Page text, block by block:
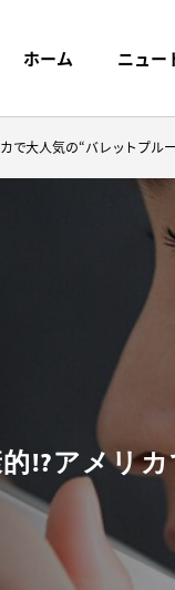
ホーム ニュー
質
C
で大人気の“バレットプル
!?アメリ